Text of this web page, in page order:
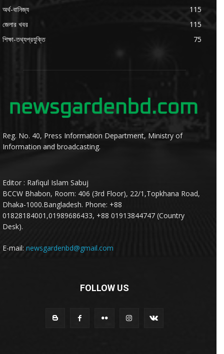
অর্থ-বানিজ্য
115
জেলার খবর
115
শিক্ষা-তথ্যপ্রযুক্তি
75
Reg. No. 40, Press Information Department, Ministry of
Information and broadcasting.
Editor : Rafiqul Islam Sabuj
BCCW Bhabon, Room: 406 (3rd Floor), 22/1,Topkhana Road,
Dhaka-1000.Bangladesh. Phone: +88
01828184001,01989686433, +88 01913844747 (Country
Desk).
E-mail: newsgardenbd@gmail.com
FOLLOW US